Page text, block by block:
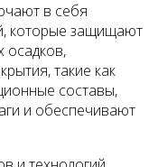
в себя
которые защищают
осадков,
такие как
составы,
и обеспечивают